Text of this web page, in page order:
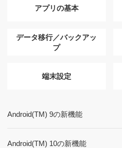
アプリの基本
データ移行／バックアッ
プ
端末設定
Android(TM) 9の新機能
Android(TM) 10の新機能